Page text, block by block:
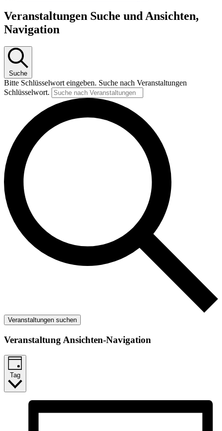
Veranstaltungen Suche und Ansichten,
Navigation
Suche
Bitte Schlüsselwort eingeben. Suche nach Veranstaltungen
Schlüsselwort.
Veranstaltungen suchen
Veranstaltung Ansichten-Navigation
Tag